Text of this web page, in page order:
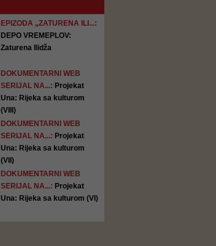
EPIZODA „ZATURENA ILI...:
DEPO VREMEPLOV:
Zaturena Ilidža
DOKUMENTARNI WEB
SERIJAL NA...: Projekat
Una: Rijeka sa kulturom
(VIII)
DOKUMENTARNI WEB
SERIJAL NA...: Projekat
Una: Rijeka sa kulturom
(VII)
DOKUMENTARNI WEB
SERIJAL NA...: Projekat
Una: Rijeka sa kulturom (VI)